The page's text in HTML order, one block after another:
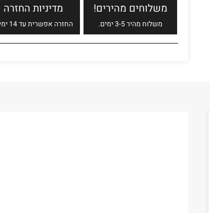
משלוחים מהירים!
משלוח מהיר 3-5 ימים.
מדיניות החזרה
החזרה אפשרית עד 14 ימים